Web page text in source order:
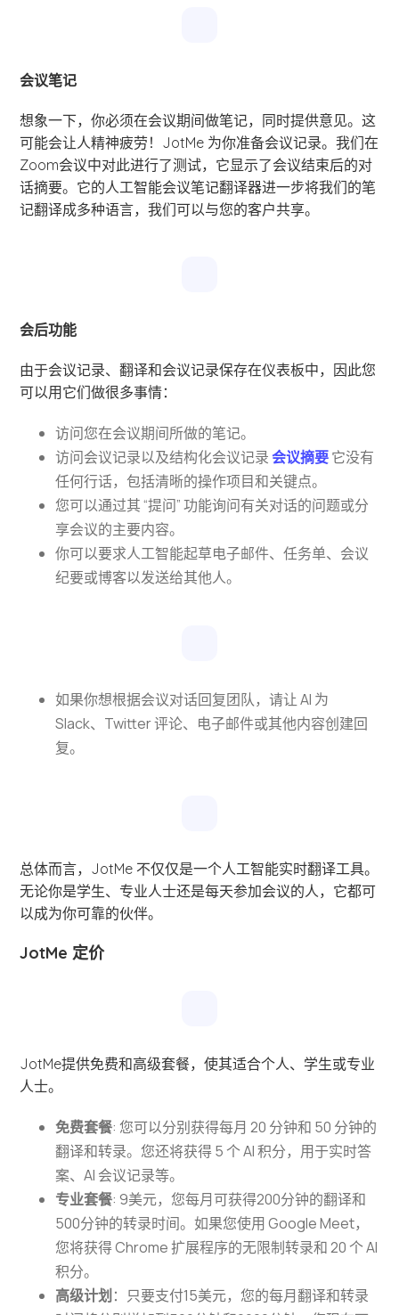
会议笔记
想象一下，你必须在会议期间做笔记，同时提供意见。这
可能会让人精神疲劳！JotMe 为你准备会议记录。我们在
Zoom会议中对此进行了测试，它显示了会议结束后的对
话摘要。它的人工智能会议笔记翻译器进一步将我们的笔
记翻译成多种语言，我们可以与您的客户共享。
会后功能
由于会议记录、翻译和会议记录保存在仪表板中，因此您
可以用它们做很多事情：
访问您在会议期间所做的笔记。
访问会议记录以及结构化会议记录会议摘要它没有
任何行话，包括清晰的操作项目和关键点。
您可以通过其 “提问” 功能询问有关对话的问题或分
享会议的主要内容。
你可以要求人工智能起草电子邮件、任务单、会议
纪要或博客以发送给其他人。
如果你想根据会议对话回复团队，请让 AI 为
Slack、Twitter 评论、电子邮件或其他内容创建回
复。
总体而言，JotMe 不仅仅是一个人工智能实时翻译工具。
无论你是学生、专业人士还是每天参加会议的人，它都可
以成为你可靠的伙伴。
JotMe 定价
JotMe提供免费和高级套餐，使其适合个人、学生或专业
人士。
免费套餐: 您可以分别获得每月 20 分钟和 50 分钟的
翻译和转录。您还将获得 5 个 AI 积分，用于实时答
案、AI 会议记录等。
专业套餐: 9美元，您每月可获得200分钟的翻译和
500分钟的转录时间。如果您使用 Google Meet，
您将获得 Chrome 扩展程序的无限制转录和 20 个 AI
积分。
高级计划 ：只要支付15美元，您的每月翻译和转录